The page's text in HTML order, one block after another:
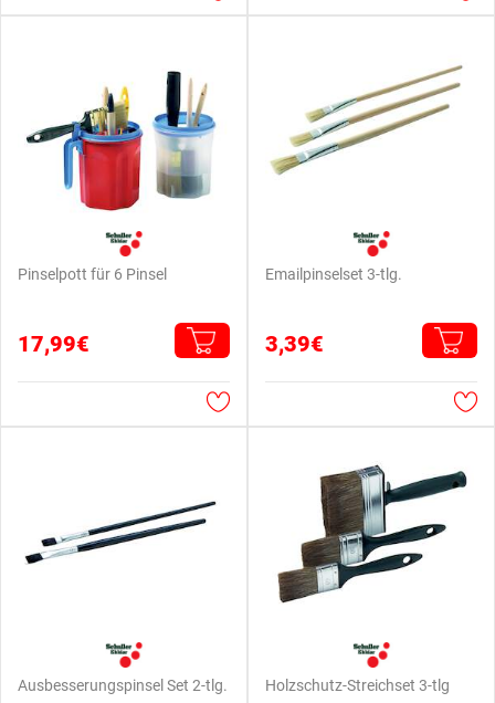
Pinselpott für 6 Pinsel
17,99€
Emailpinselset 3-tlg.
3,39€
Ausbesserungspinsel Set 2-tlg. Holzschutz-Streichset 3-tlg